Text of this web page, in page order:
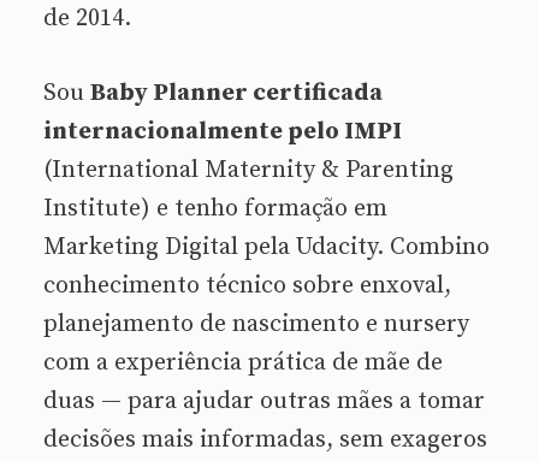
de 2014.
Sou Baby Planner certificada
internacionalmente pelo IMPI
(International Maternity & Parenting
Institute) e tenho formação em
Marketing Digital pela Udacity. Combino
conhecimento técnico sobre enxoval,
planejamento de nascimento e nursery
com a experiência prática de mãe de
duas — para ajudar outras mães a tomar
decisões mais informadas, sem exageros